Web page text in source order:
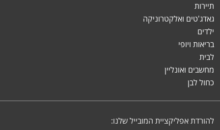
תיירות
גאדג'טים ואלקטרוניקה
ילדים
בריאות ויופי
לבית
מחשבים ואונליין
כחול לבן
להורדת אפליקציית המובייל שלנו: